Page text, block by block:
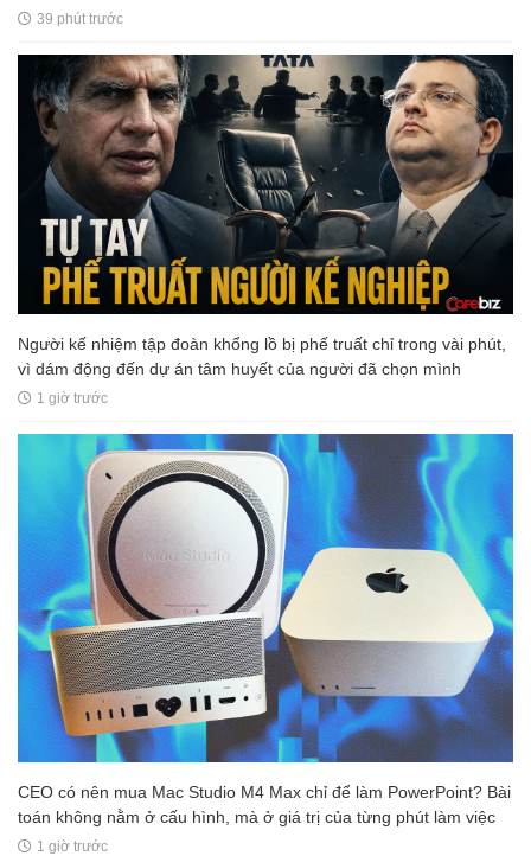
39 phút trước
Người kế nhiệm tập đoàn khổng lồ bị phế truất chỉ trong vài phút,
vì dám động đến dự án tâm huyết của người đã chọn mình
1 giờ trước
CEO có nên mua Mac Studio M4 Max chỉ để làm PowerPoint? Bài
toán không nằm ở cấu hình, mà ở giá trị của từng phút làm việc
1 giờ trước